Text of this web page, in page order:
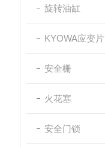
旋转油缸
KYOWA应变片
安全栅
火花塞
安全门锁